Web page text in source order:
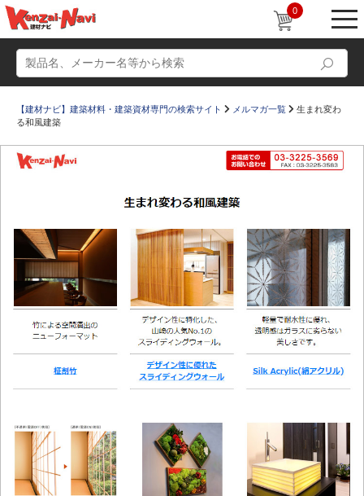
0
ショールーム
かたなび コラム
すまいリング 設計士インタビュー
Q＆A 販売・施工代理店募集
お気に入り
【建材ナビ】建築材料・建築資材専門の検索サイト メルマガ一覧
生まれ変わ
る和風建築